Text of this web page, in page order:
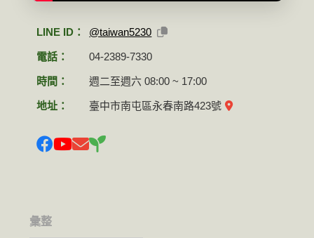
LINE ID： @taiwan5230
電話： 04-2389-7330
時間： 週二至週六 08:00 ~ 17:00
地址： 臺中市南屯區永春南路423號
彙整